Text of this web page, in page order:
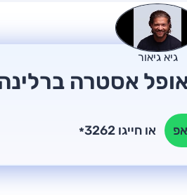
גיא גיאור
אופל אסטרה
* או חייגו 3262